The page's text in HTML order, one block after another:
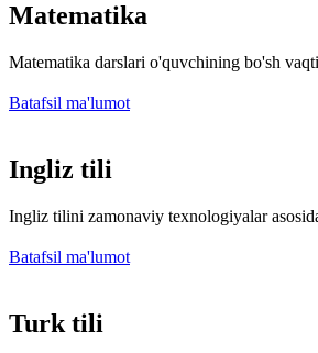
Matematika
Matematika darslari o'quvchining bo'sh
Batafsil ma'lumot
Ingliz tili
Ingliz tilini zamonaviy texnologiyalar
Batafsil ma'lumot
Turk tili